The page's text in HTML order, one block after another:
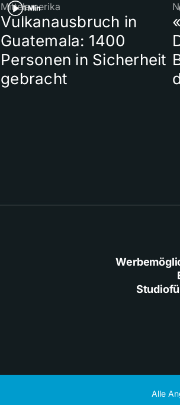
1 Min
Mittelamerika
Vulkanausbruch in
Guatemala: 1400
Personen in Sicherheit
gebracht
Alle